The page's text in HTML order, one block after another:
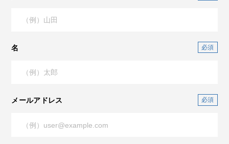
名
メールアドレス